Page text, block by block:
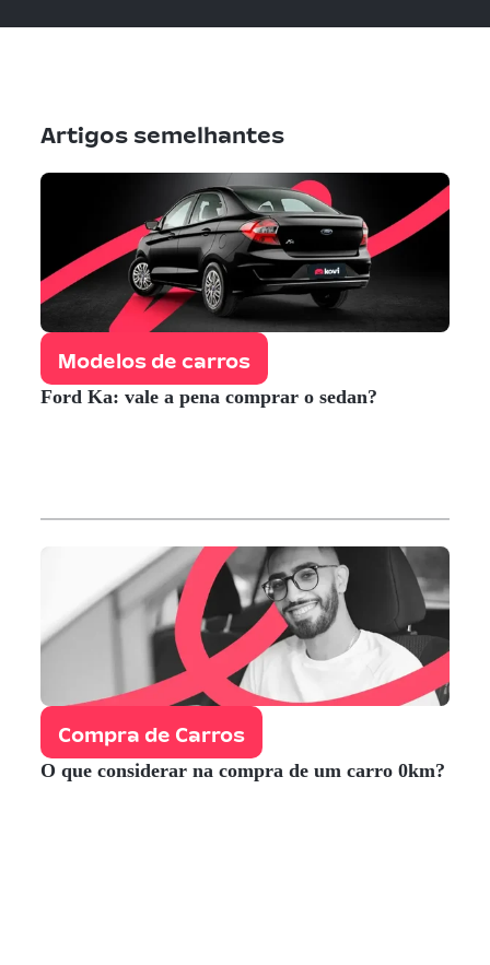
Artigos semelhantes
Modelos de carros
Ford Ka: vale a pena comprar o sedan?
Compra de Carros
O que considerar na compra de um carro 0km?